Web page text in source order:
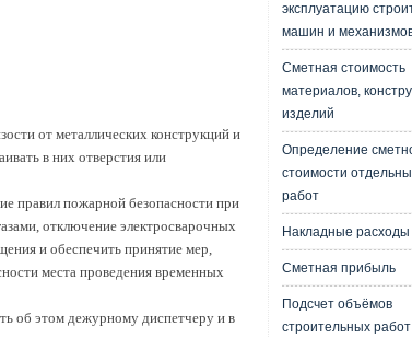
от металлических конструкций и
в них отверстия или
правил пожарной безопасности при
отключение электросварочных
и обеспечить принятие мер,
места проведения временных
об этом дежурному диспетчеру и в
эксплуатацию
машин и
Сметная стоимость
материалов,
изделий
Определение
стоимости
работ
Накладные расходы
Сметная прибыль
Подсчет объёмов
строительных работ